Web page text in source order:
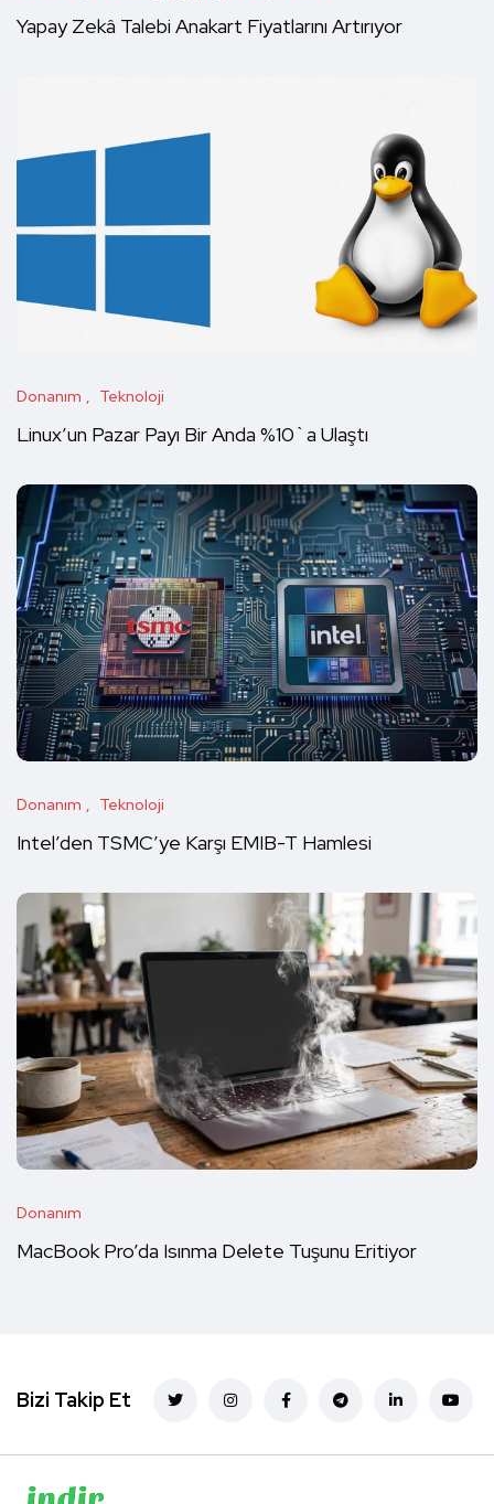
Yapay Zekâ Talebi Anakart Fiyatlarını Artırıyor
Donanım Teknoloji
Linux’un Pazar Payı Bir Anda %10`a Ulaştı
Donanım Teknoloji
Intel’den TSMC’ye Karşı EMIB-T Hamlesi
Donanım
MacBook Pro’da Isınma Delete Tuşunu Eritiyor
Bizi Takip Et